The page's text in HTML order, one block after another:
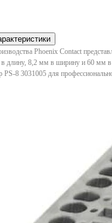
Phoenix Contact
8,2 мм в ширину и 60 мм в
PS-8 3031005 для